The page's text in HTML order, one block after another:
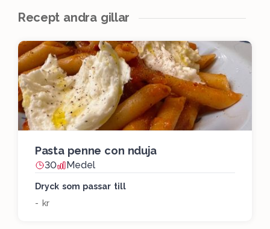
Recept andra gillar
Pasta penne con nduja
30 Medel
Dryck som passar till
- kr